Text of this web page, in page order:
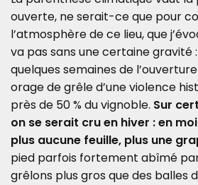
ouverte, ne serait-ce que pour
l’atmosphère de ce lieu, que
va pas sans une certaine gravité
quelques semaines de
orage de grêle d’une violence
près de 50 % du vignoble. Sur
on se serait cru en hiver : en
plus aucune feuille, plus une
pied parfois fortement abîmé
grêlons plus gros que des balles